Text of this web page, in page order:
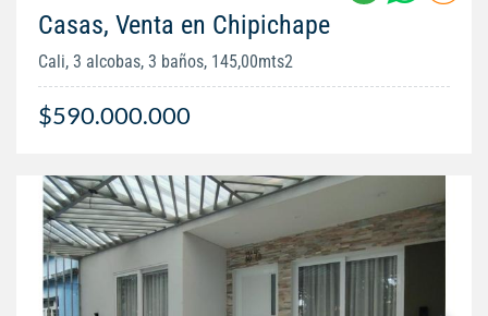
Casas, Venta en Chipichape
Cali, 3 alcobas, 3 baños, 145,00mts2
$590.000.000